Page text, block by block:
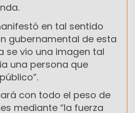
en tal sentido
gubernamental de esta
se vio una imagen tal
una persona que
con todo el peso de
mediante “la fuerza